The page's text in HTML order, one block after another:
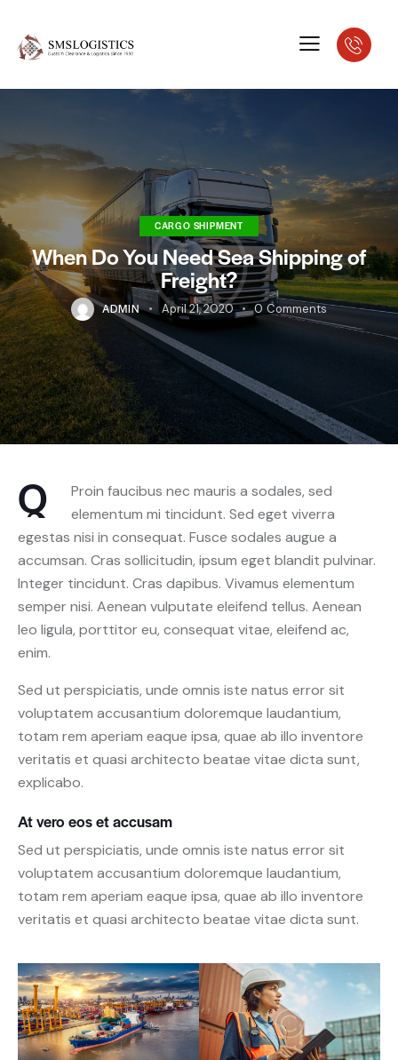
CARGO SHIPMENT
When Do You Need Sea Shipping of
Freight?
ADMIN April 21, 2020 0 Comments
Q
Proin faucibus nec mauris a sodales, sed
elementum mi tincidunt. Sed eget viverra
egestas nisi in consequat. Fusce sodales augue a
accumsan. Cras sollicitudin, ipsum eget blandit pulvinar.
Integer tincidunt. Cras dapibus. Vivamus elementum
semper nisi. Aenean vulputate eleifend tellus. Aenean
leo ligula, porttitor eu, consequat vitae, eleifend ac,
enim.
Sed ut perspiciatis, unde omnis iste natus error sit
voluptatem accusantium doloremque laudantium,
totam rem aperiam eaque ipsa, quae ab illo inventore
veritatis et quasi architecto beatae vitae dicta sunt,
explicabo.
At vero eos et accusam
Sed ut perspiciatis, unde omnis iste natus error sit
voluptatem accusantium doloremque laudantium,
totam rem aperiam eaque ipsa, quae ab illo inventore
veritatis et quasi architecto beatae vitae dicta sunt.